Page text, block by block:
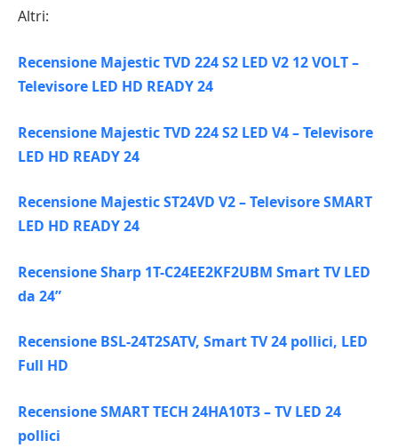
Altri:
Recensione Majestic TVD 224 S2 LED V2 12 VOLT –
Televisore LED HD READY 24
Recensione Majestic TVD 224 S2 LED V4 – Televisore
LED HD READY 24
Recensione Majestic ST24VD V2 – Televisore SMART
LED HD READY 24
Recensione Sharp 1T-C24EE2KF2UBM Smart TV LED
da 24”
Recensione BSL-24T2SATV, Smart TV 24 pollici, LED
Full HD
Recensione SMART TECH 24HA10T3 – TV LED 24
pollici